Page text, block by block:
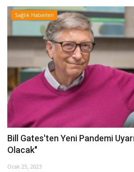
Sağlık Haberleri
Bill Gates'ten Yeni Pandemi
Olacak"
Ocak 25, 2023